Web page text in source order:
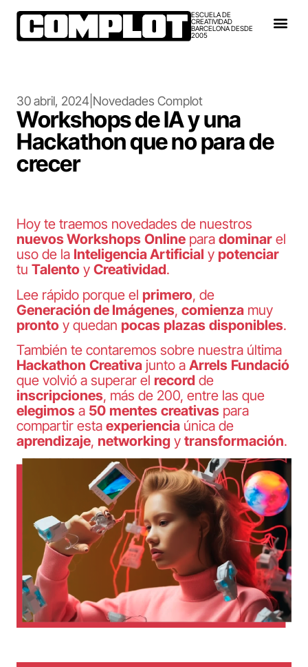
ESCUELA DE
CREATIVIDAD
BARCELONA DESDE
2005
30 abril, 2024 Novedades Complot
Workshops de IA y una
Hackathon que no para de
crecer
Hoy te traemos novedades de nuestros
nuevos Workshops Online para dominar el
uso de la Inteligencia Artificial y potenciar
tu Talento y Creatividad.
Lee rápido porque el primero, de
Generación de Imágenes, comienza muy
pronto y quedan pocas plazas disponibles.
También te contaremos sobre nuestra última
Hackathon Creativa junto a Arrels Fundació
que volvió a superar el record de
inscripciones, más de 200, entre las que
elegimos a 50 mentes creativas para
compartir esta experiencia única de
aprendizaje, networking y transformación.